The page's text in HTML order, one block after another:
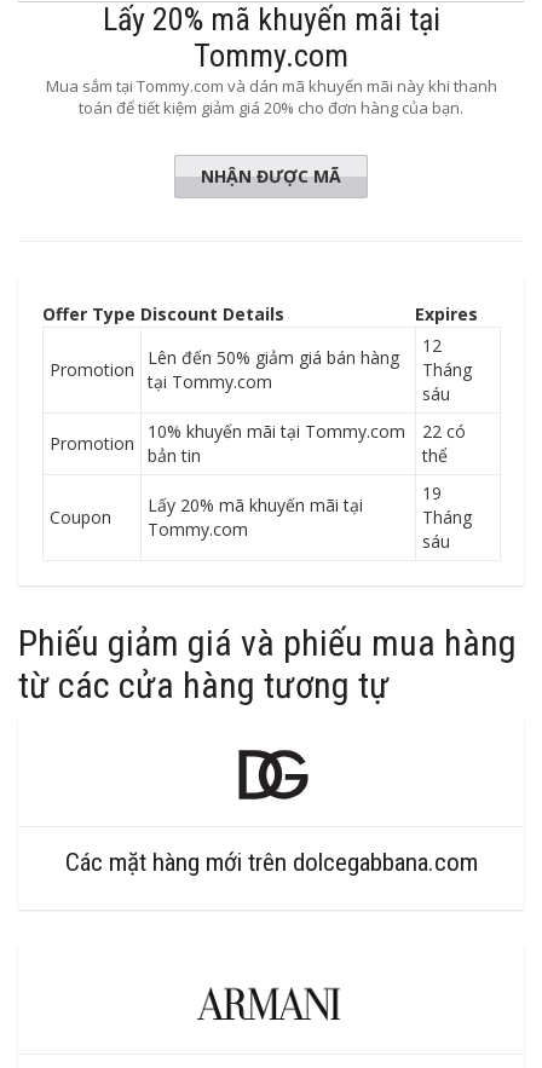
Lấy 20% mã khuyến mãi tại
Tommy.com
Mua sắm tại Tommy.com và dán mã khuyến mãi này khi thanh
toán để tiết kiệm giảm giá 20% cho đơn hàng của bạn.
EXTRA20
NHẬN ĐƯỢC MÃ
Offer Type Discount Details Expires
Promotion
Lên đến 50% giảm giá bán hàng
tại Tommy.com
12
Tháng
sáu
Promotion
10% khuyến mãi tại Tommy.com
bản tin
22 có
thể
Coupon
Lấy 20% mã khuyến mãi tại
Tommy.com
19
Tháng
sáu
Phiếu giảm giá và phiếu mua hàng
từ các cửa hàng tương tự
Các mặt hàng mới trên dolcegabbana.com